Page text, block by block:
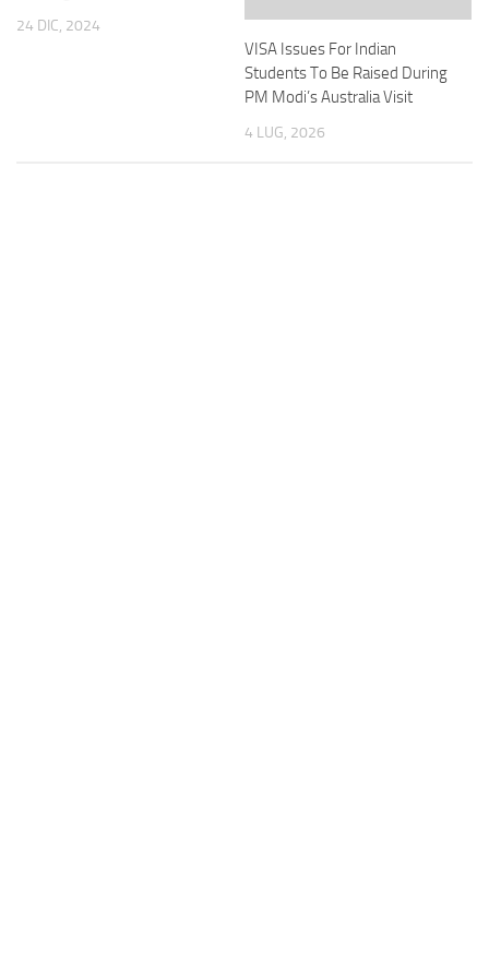
24 DIC, 2024
VISA Issues For Indian
Students To Be Raised During
PM Modi’s Australia Visit
4 LUG, 2026